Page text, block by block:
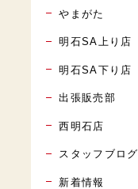
やまがた
明石SA上り店
明石SA下り店
出張販売部
西明石店
スタッフブログ
新着情報